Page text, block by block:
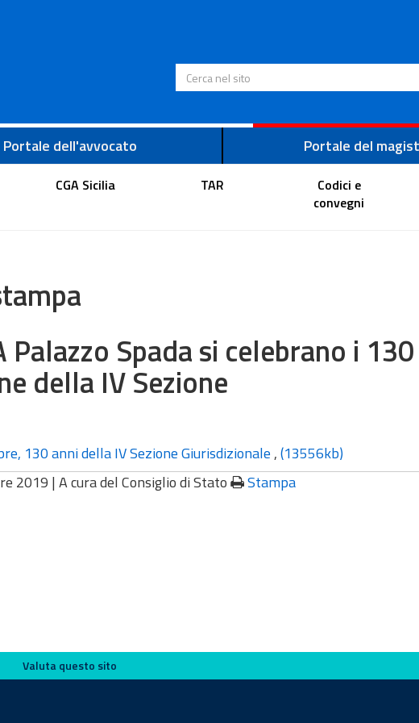
Cerca nel sito
Portale dell'avvocato Portale del
CGA Sicilia TAR
Codici e
convegni
Palazzo Spada si celebrano i
della IV Sezione
130 anni della IV Sezione Giurisdizionale ,(13556kb)
2019 | A cura del Consiglio di Stato Stampa
Valuta questo sito